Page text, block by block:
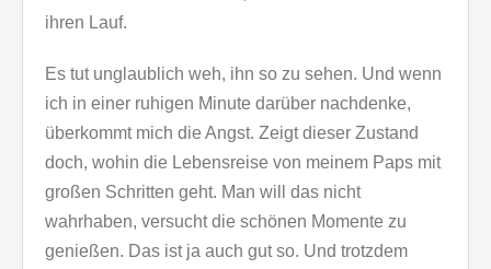
ihren Lauf.
Es tut unglaublich weh, ihn so zu sehen. Und wenn
ich in einer ruhigen Minute darüber nachdenke,
überkommt mich die Angst. Zeigt dieser Zustand
doch, wohin die Lebensreise von meinem Paps mit
großen Schritten geht. Man will das nicht
wahrhaben, versucht die schönen Momente zu
genießen. Das ist ja auch gut so. Und trotzdem